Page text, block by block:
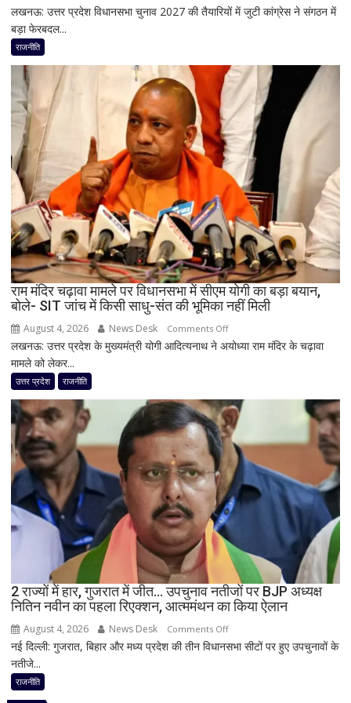
मिशन
लिए
कांग्रेस
का
बड़ा
दांव,
यूपी
में
पूरी
सहप्रभारी
टीम
बदली,
नई
जिम्मेदारियां
घोषित
लखनऊ: उत्तर प्रदेश विधानसभा चुनाव 2027 की तैयारियों में जुटी कांग्रेस ने संगठन में
बड़ा फेरबदल...
राजनीति
राम मंदिर चढ़ावा मामले पर विधानसभा में सीएम योगी का बड़ा बयान,
बोले- SIT जांच में किसी साधु-संत की भूमिका नहीं मिली
August 4, 2026 News Desk Comments Offon
राम
मामले
पर
विधानसभा
सीएम
योगी
का
बड़ा
बयान,
बोले-
SIT
जांच
में
लखनऊ: उत्तर प्रदेश के मुख्यमंत्री योगी आदित्यनाथ ने अयोध्या राम मंदिर के चढ़ावा
मामले को लेकर...
उत्तर प्रदेश राजनीति
2 राज्यों में हार, गुजरात में जीत… उपचुनाव नतीजों पर BJP अध्यक्ष
नितिन नवीन का पहला रिएक्शन, आत्ममंथन का किया ऐलान
August 4, 2026 News Desk Comments Offon
2
नई दिल्ली: गुजरात, बिहार और मध्य प्रदेश की तीन विधानसभा सीटों पर हुए उपचुनावों के
नतीजे...
राजनीति